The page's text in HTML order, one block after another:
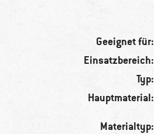
Geeignet für:
Einsatzbereich:
Typ:
Hauptmaterial:
Materialtyp: